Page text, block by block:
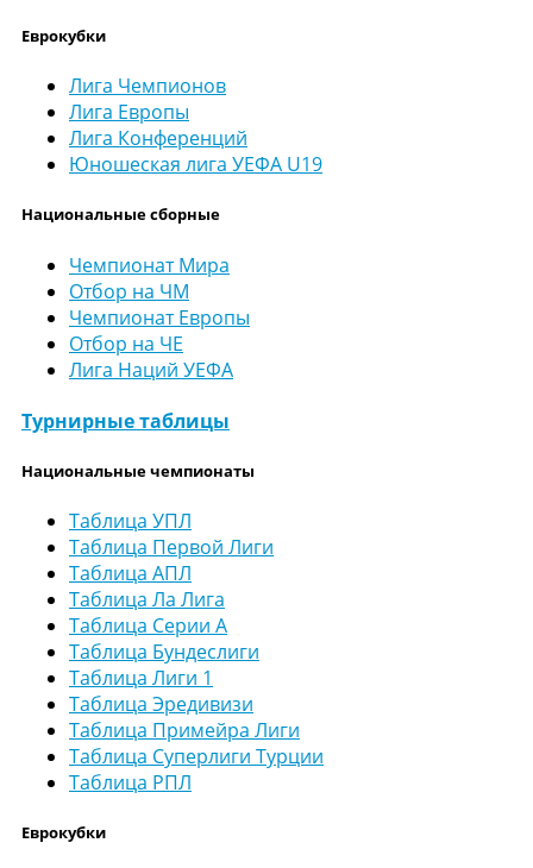
Еврокубки
Лига Чемпионов
Лига Европы
Лига Конференций
Юношеская лига УЕФА U19
Национальные сборные
Чемпионат Мира
Отбор на ЧМ
Чемпионат Европы
Отбор на ЧЕ
Лига Наций УЕФА
Турнирные таблицы
Национальные чемпионаты
Таблица УПЛ
Таблица Первой Лиги
Таблица АПЛ
Таблица Ла Лига
Таблица Серии А
Таблица Бундеслиги
Таблица Лиги 1
Таблица Эредивизи
Таблица Примейра Лиги
Таблица Суперлиги Турции
Таблица РПЛ
Еврокубки